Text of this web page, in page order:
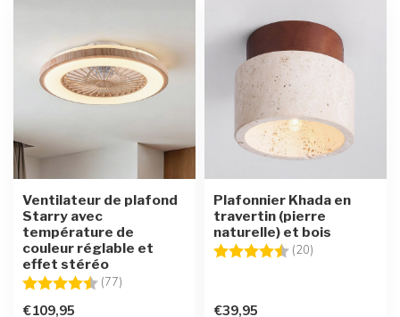
Ventilateur de plafond
Starry avec
température de
couleur réglable et
effet stéréo
Note:
(77)
€109,95
Plafonnier Khada en
travertin (pierre
naturelle) et bois
Note:
(20)
€39,95